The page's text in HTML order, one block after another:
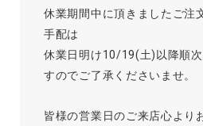
休業期間中に頂きましたご注
手配は
休業日明け10/19(土)以降順
すのでご了承くださいませ。
皆様の営業日のご来店心より